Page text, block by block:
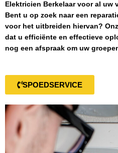
Elektricien Berkelaarvoor al uw
Bent u op zoek naar een
voor het uitbreiden hiervan?
dat u efficiënte en effectieve
nog een afspraak om uw
SPOEDSERVICE